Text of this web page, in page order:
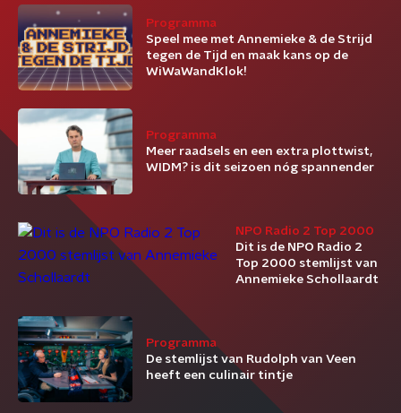
Programma
Speel mee met Annemieke & de Strijd
tegen de Tijd en maak kans op de
WiWaWandKlok!
Programma
Meer raadsels en een extra plottwist,
WIDM? is dit seizoen nóg spannender
NPO Radio 2 Top 2000
Dit is de NPO Radio 2
Top 2000 stemlijst van
Annemieke Schollaardt
Programma
De stemlijst van Rudolph van Veen
heeft een culinair tintje